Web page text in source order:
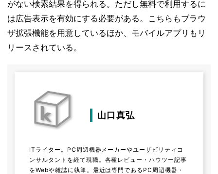
がない検索結果を得られる。ただし無料で利用するに
は広告表示を有効にする必要がある。こちらもブラウ
ザ拡張機能を用意しているほか、モバイルアプリもリ
リースされている。
山口真弘
ITライター。PC周辺機器メーカーやユーザビリティコ
ンサルタントを経て現職。各種レビュー・ハウツー記事
をWebや雑誌に執筆。最近は専門であるPC周辺機器・